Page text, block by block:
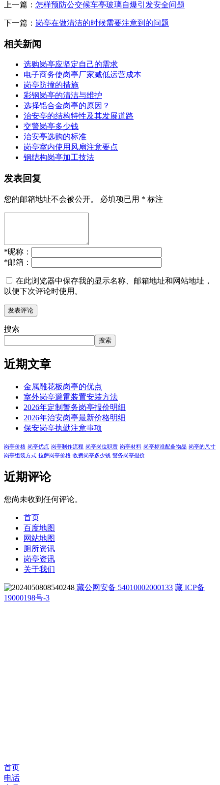
上一篇： 怎样预防公交候车亭玻璃自爆引发安全问题
下一篇： 岗亭在做清洁的时候需要注意到的问题
相关新闻
选购岗亭应坚定自己的需求
电子商务使岗亭厂家减低运营成本
岗亭防撞的措施
彩钢岗亭的清洁与维护
选择铝合金岗亭的原因？
治安亭的结构特性及其发展道路
交警岗亭多少钱
治安亭选购的标准
岗亭室内使用风扇注意要点
钢结构岗亭加工技法
发表回复
您的邮箱地址不会被公开。 必填项已用 * 标注
*昵称：
*邮箱：
在此浏览器中保存我的显示名称、邮箱地址和网站地址，
以便下次评论时使用。
搜索
搜索
近期文章
金属雕花板岗亭的优点
室外岗亭避雷装置安装方法
2026年定制警务岗亭报价明细
2026年治安岗亭最新价格明细
保安岗亭执勤注意事项
岗亭价格 岗亭优点 岗亭制作流程 岗亭岗位职责 岗亭材料 岗亭标准配备物品 岗亭的尺寸
岗亭组装方式 拉萨岗亭价格 收费岗亭多少钱 警务岗亭报价
近期评论
您尚未收到任何评论。
首页
百度地图
网站地图
厕所资讯
岗亭资讯
关于我们
藏公网安备 54010002000133 藏 ICP备
19000198号-3
首页
电话